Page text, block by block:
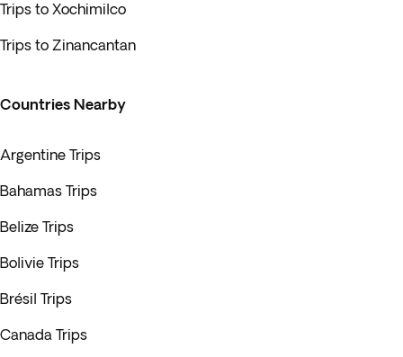
Trips to Xochimilco
Trips to Zinancantan
Countries Nearby
Argentine Trips
Bahamas Trips
Belize Trips
Bolivie Trips
Brésil Trips
Canada Trips